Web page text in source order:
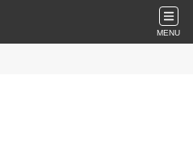
MENU